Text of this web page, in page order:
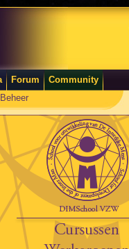
Forum
Community
Beheer